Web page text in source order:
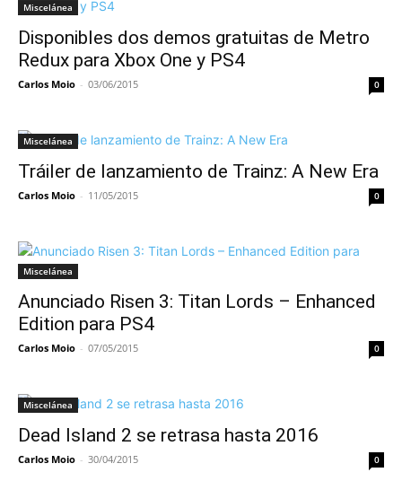
Miscelánea
Disponibles dos demos gratuitas de Metro
Redux para Xbox One y PS4
Carlos Moio - 03/06/2015 0
Miscelánea
Tráiler de lanzamiento de Trainz: A New Era
Carlos Moio - 11/05/2015 0
Miscelánea
Anunciado Risen 3: Titan Lords – Enhanced
Edition para PS4
Carlos Moio - 07/05/2015 0
Miscelánea
Dead Island 2 se retrasa hasta 2016
Carlos Moio - 30/04/2015 0